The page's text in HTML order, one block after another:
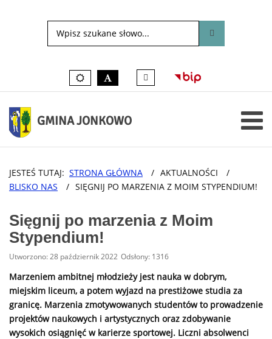
Kolory
domyślnebiały
Tłumacz
języka
migowego
GMINA JONKOWO
JESTEŚ TUTAJ: STRONA GŁÓWNA / AKTUALNOŚCI
/
BLISKO NAS
/ SIĘGNIJ PO MARZENIA Z MOIM STYPENDIUM!
Sięgnij po marzenia z Moim
Stypendium!
Utworzono: 28 październik 2022 Odsłony: 1316
Marzeniem ambitnej młodzieży jest nauka w dobrym,
miejskim liceum, a potem wyjazd na prestiżowe studia za
granicę. Marzenia zmotywowanych studentów to prowadzenie
projektów naukowych i artystycznych oraz zdobywanie
wysokich osiągnięć w karierze sportowej. Liczni absolwenci